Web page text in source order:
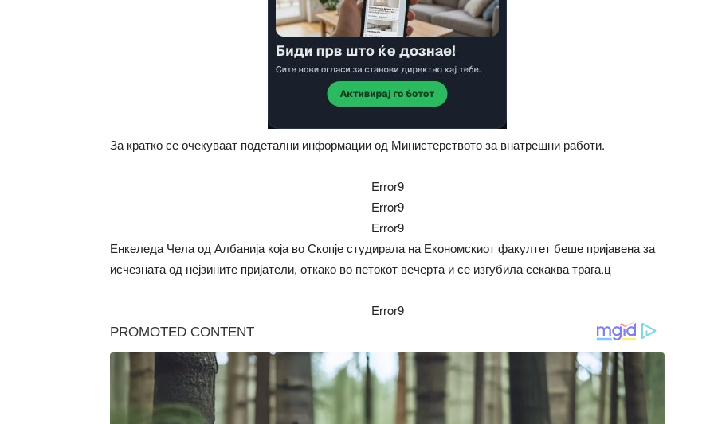
За кратко се очекуваат подетални информации од Министерството за внатрешни работи.
Error9
Error9
Error9
Енкеледа Чела од Албанија која во Скопје студирала на Економскиот факултет беше пријавена за
исчезната од нејзините пријатели, откако во петокот вечерта и се изгубила секаква трага.ц
Error9